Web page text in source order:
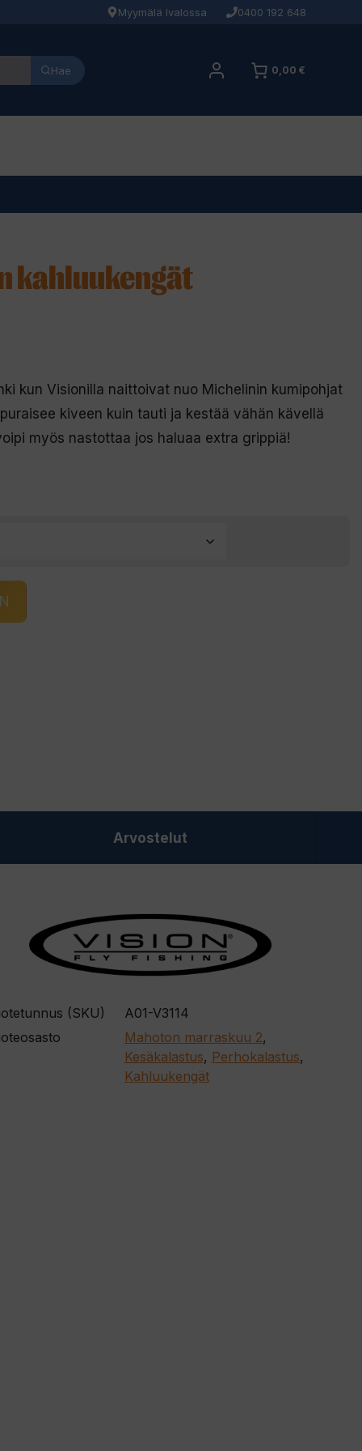
Myymälä Ivalossa 0400 192 648
Hae 0,00 €
kahluukengät
kun Visionilla naittoivat nuo Michelinin kumipohjat
kiveen kuin tauti ja kestää vähän kävellä
myös nastottaa jos haluaa extra grippiä!
Arvostelut
(SKU)
A01-V3114
Mahoton marraskuu 2,
Kesäkalastus, Perhokalastus,
Kahluukengät